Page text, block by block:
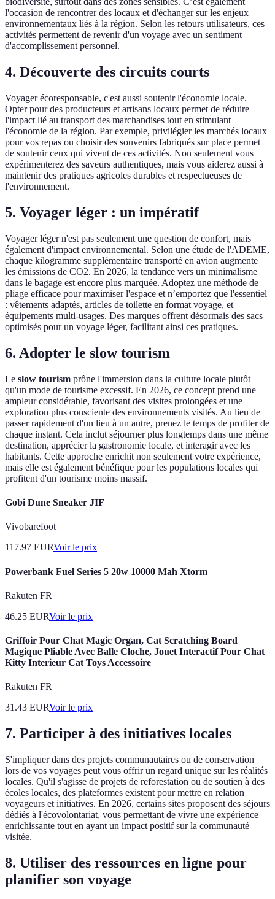
l'occasion de rencontrer des locaux et d'échanger sur les enjeux
environnementaux liés à la région. Selon les retours utilisateurs, ces
activités permettent de revenir d'un voyage avec un sentiment
d'accomplissement personnel.
4. Découverte des circuits courts
Voyager écoresponsable, c'est aussi soutenir l'économie locale.
Opter pour des producteurs et artisans locaux permet de réduire
l'impact lié au transport des marchandises tout en stimulant
l'économie de la région. Par exemple, privilégier les marchés locaux
pour vos repas ou choisir des souvenirs fabriqués sur place permet
de soutenir ceux qui vivent de ces activités. Non seulement vous
expérimenterez des saveurs authentiques, mais vous aiderez aussi à
maintenir des pratiques agricoles durables et respectueuses de
l'environnement.
5. Voyager léger : un impératif
Voyager léger n'est pas seulement une question de confort, mais
également d'impact environnemental. Selon une étude de l'ADEME,
chaque kilogramme supplémentaire transporté en avion augmente
les émissions de CO2. En 2026, la tendance vers un minimalisme
dans le bagage est encore plus marquée. Adoptez une méthode de
pliage efficace pour maximiser l'espace et n’emportez que l'essentiel
: vêtements adaptés, articles de toilette en format voyage, et
équipements multi-usages. Des marques offrent désormais des sacs
optimisés pour un voyage léger, facilitant ainsi ces pratiques.
6. Adopter le slow tourism
Le slow tourism prône l'immersion dans la culture locale plutôt
qu'un mode de tourisme excessif. En 2026, ce concept prend une
ampleur considérable, favorisant des visites prolongées et une
exploration plus consciente des environnements visités. Au lieu de
passer rapidement d'un lieu à un autre, prenez le temps de profiter de
chaque instant. Cela inclut séjourner plus longtemps dans une même
destination, apprécier la gastronomie locale, et interagir avec les
habitants. Cette approche enrichit non seulement votre expérience,
mais elle est également bénéfique pour les populations locales qui
profitent d'un tourisme moins massif.
Gobi Dune Sneaker JIF
Vivobarefoot
117.97 EURVoir le prix
Powerbank Fuel Series 5 20w 10000 Mah Xtorm
Rakuten FR
46.25 EURVoir le prix
Griffoir Pour Chat Magic Organ, Cat Scratching Board
Magique Pliable Avec Balle Cloche, Jouet Interactif Pour Chat
Kitty Interieur Cat Toys Accessoire
Rakuten FR
31.43 EURVoir le prix
7. Participer à des initiatives locales
S'impliquer dans des projets communautaires ou de conservation
lors de vos voyages peut vous offrir un regard unique sur les réalités
locales. Qu'il s'agisse de projets de reforestation ou de soutien à des
écoles locales, des plateformes existent pour mettre en relation
voyageurs et initiatives. En 2026, certains sites proposent des séjours
dédiés à l'écovolontariat, vous permettant de vivre une expérience
enrichissante tout en ayant un impact positif sur la communauté
visitée.
8. Utiliser des ressources en ligne pour
planifier son voyage